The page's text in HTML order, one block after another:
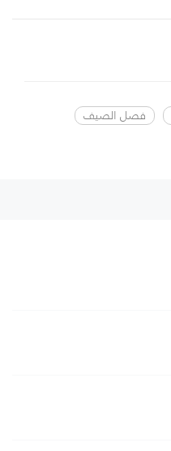
فصل الصيف